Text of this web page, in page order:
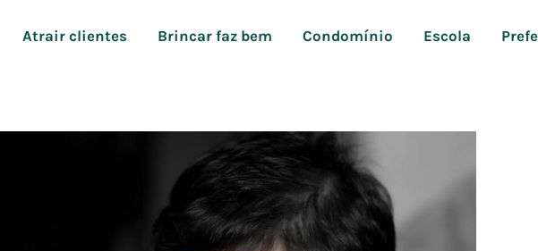
Atrair clientes Brincar faz bem Condomínio Escola